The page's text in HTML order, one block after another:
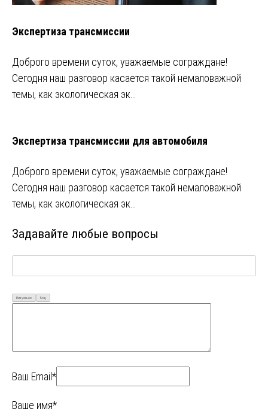
Экспертиза трансмиссии
Доброго времени суток, уважаемые сограждане!
Сегодня наш разговор касается такой немаловажной
темы, как экологическая эк…
Экспертиза трансмиссии для автомобиля
Доброго времени суток, уважаемые сограждане!
Сегодня наш разговор касается такой немаловажной
темы, как экологическая эк…
Задавайте любые вопросы
Визуально Код
Ваш Email*
Ваше имя*